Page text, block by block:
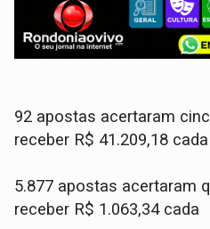
92 apostas acertaram
receber R$ 41.209,18 cada
5.877 apostas acertaram
receber R$ 1.063,34 cada